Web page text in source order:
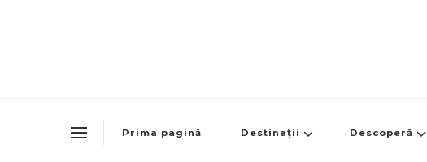
Prima pagină Destinații Descoperă